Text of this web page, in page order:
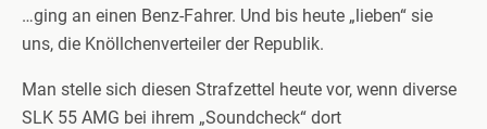
…ging an einen Benz-Fahrer. Und bis heute „lieben“ sie
uns, die Knöllchenverteiler der Republik.
Man stelle sich diesen Strafzettel heute vor, wenn diverse
SLK 55 AMG bei ihrem „Soundcheck“ dort